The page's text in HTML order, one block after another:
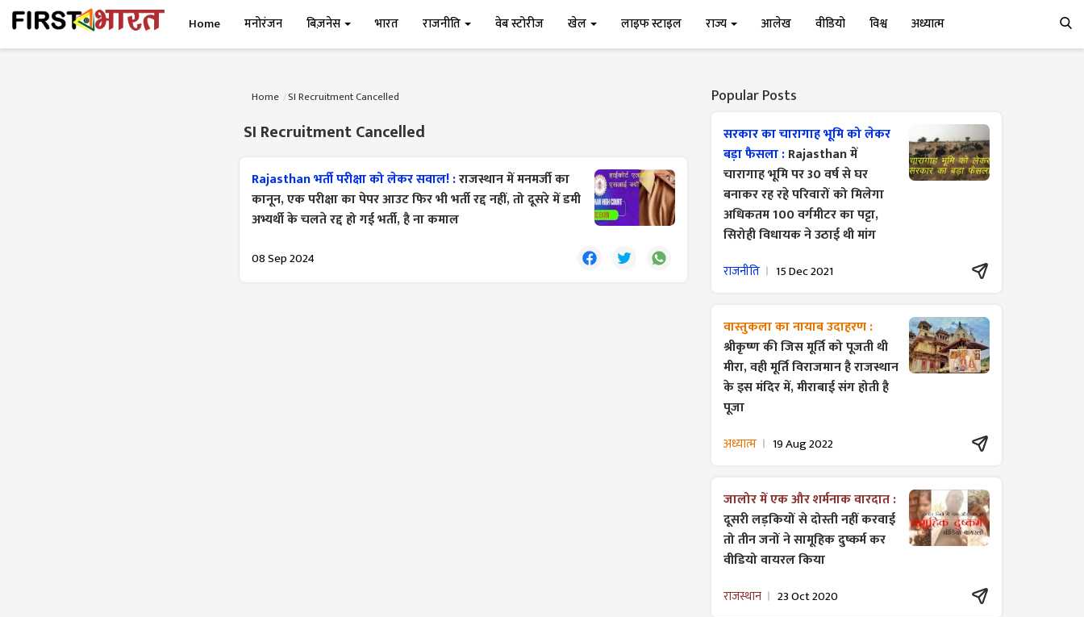
Home मनोरंजन बिज़नेस भारत राजनीति वेब स्टोरीज खेल लाइफ स्टाइल राज्य आलेख वीडियो विश्व अध्यात्म
Home SI Recruitment Cancelled
SI Recruitment Cancelled
Rajasthan भर्ती परीक्षा को लेकर सवाल! :राजस्थान में मनमर्जी का
कानून, एक परीक्षा का पेपर आउट फिर भी भर्ती रद्द नहीं, तो दूसरे में डमी
अभ्यर्थी के चलते रद्द हो गई भर्ती, है ना कमाल
08 Sep 2024
Popular Posts
सरकार का चारागाह भूमि को लेकर
बड़ा फैसला :Rajasthan में
चारागाह भूमि पर 30 वर्ष से घर
बनाकर रह रहे परिवारों को मिलेगा
अधिकतम 100 वर्गमीटर का पट्टा,
सिरोही विधायक ने उठाई थी मांग
राजनीति 15 Dec 2021
वास्तुकला का नायाब उदाहरण :
श्रीकृष्ण की जिस मूर्ति को पूजती थी
मीरा, वही मूर्ति विराजमान है राजस्थान
के इस मंदिर में, मीराबाई संग होती है
पूजा
अध्यात्म 19 Aug 2022
जालोर में एक और शर्मनाक वारदात :
दूसरी लड़कियों से दोस्ती नहीं करवाई
तो तीन जनों ने सामूहिक दुष्कर्म कर
वीडियो वायरल किया
राजस्थान 23 Oct 2020